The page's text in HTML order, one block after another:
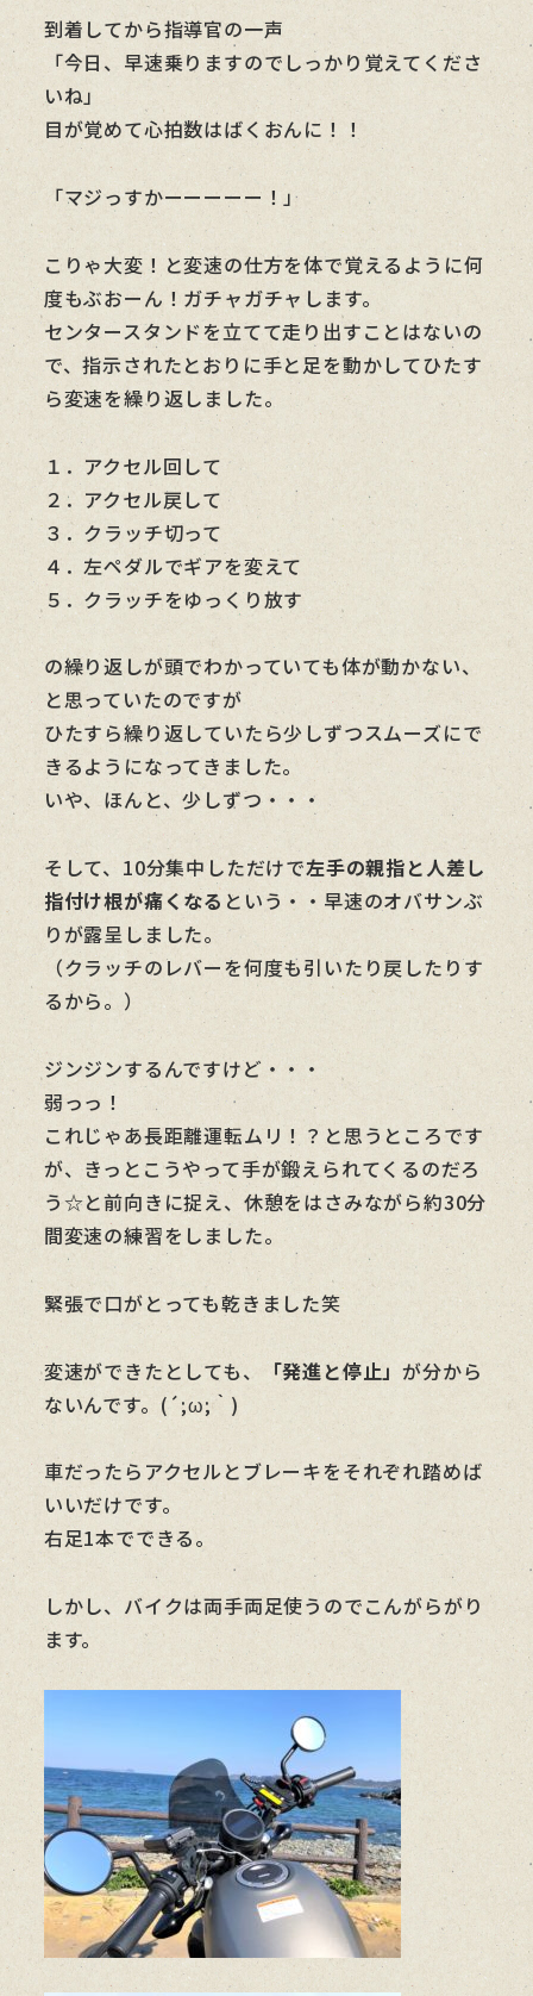
到着してから指導官の一声
「今日、早速乗りますのでしっかり覚えてくださ
いね」
目が覚めて心拍数はばくおんに！！
「マジっすかーーーーー！」
こりゃ大変！と変速の仕方を体で覚えるように何
度もぶおーん！ガチャガチャします。
センタースタンドを立てて走り出すことはないの
で、指示されたとおりに手と足を動かしてひたす
ら変速を繰り返しました。
１．アクセル回して
２．アクセル戻して
３．クラッチ切って
４．左ペダルでギアを変えて
５．クラッチをゆっくり放す
の繰り返しが頭でわかっていても体が動かない、
と思っていたのですが
ひたすら繰り返していたら少しずつスムーズにで
きるようになってきました。
いや、ほんと、少しずつ・・・
そして、10分集中しただけで左手の親指と人差し
指付け根が痛くなる という・・早速のオバサンぶ
りが露呈しました。
（クラッチのレバーを何度も引いたり戻したりす
るから。）
ジンジンするんですけど・・・
弱っっ！
これじゃあ長距離運転ムリ！？と思うところです
が、きっとこうやって手が鍛えられてくるのだろ
う☆と前向きに捉え、休憩をはさみながら約30分
間変速の練習をしました。
緊張で口がとっても乾きました笑
変速ができたとしても、 「発進と停止」が分から
ないんです。(´;ω;｀)
車だったらアクセルとブレーキをそれぞれ踏めば
いいだけです。
右足1本でできる。
しかし、バイクは両手両足使うのでこんがらがり
ます。